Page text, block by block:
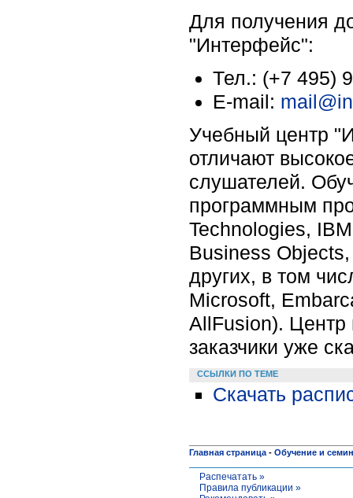
Для получения
"Интерфейс":
Тел.: (+7 495)
E-mail:
Учебный центр
отличают
слушателей.
программным
Technologies,
Business
других, в том
Microsoft,
AllFusion). Центр
заказчики уже
ССЫЛКИ ПО ТЕМЕ
Скачать
Главная страница - Обучение и
Распечатать »
Правила публикации »